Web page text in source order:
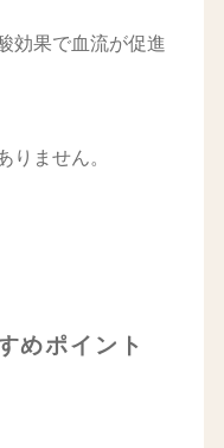
効果で血流が促進
りません。
めポイント